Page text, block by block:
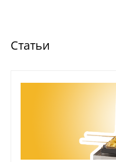
Статьи